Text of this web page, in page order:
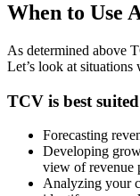
When to Use
As determined above
Let’s look at situations
TCV is best
Forecasting
Developing
view of revenue
Analyzing your